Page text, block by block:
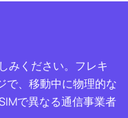
みください。フレキ
で、移動中に物理的な
で異なる通信事業者